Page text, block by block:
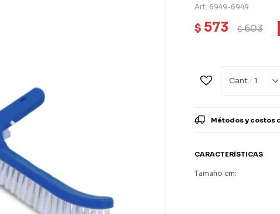
6949-6949
$ 573 $603
1
Métodos y costos
CARACTERÍSTICAS
Tamaño cm